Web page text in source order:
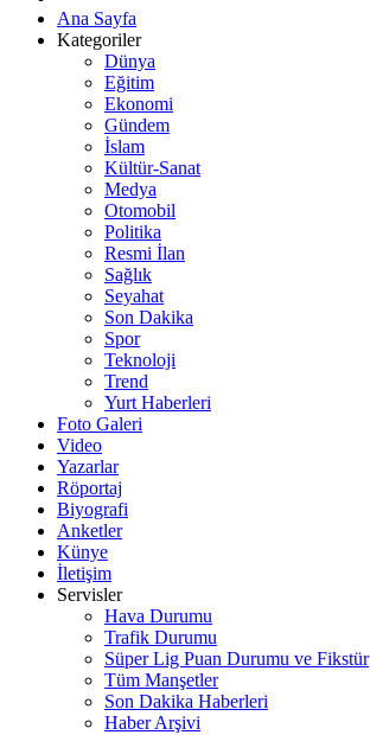
Ana Sayfa
Kategoriler
Dünya
Eğitim
Ekonomi
Gündem
İslam
Kültür-Sanat
Medya
Otomobil
Politika
Resmi İlan
Sağlık
Seyahat
Son Dakika
Spor
Teknoloji
Trend
Yurt Haberleri
Foto Galeri
Video
Yazarlar
Röportaj
Biyografi
Anketler
Künye
İletişim
Servisler
Hava Durumu
Trafik Durumu
Süper Lig Puan Durumu ve Fikstür
Tüm Manşetler
Son Dakika Haberleri
Haber Arşivi